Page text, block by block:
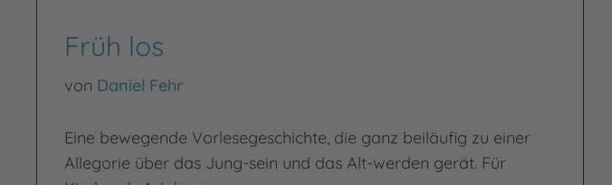
Früh los
von Daniel Fehr
Eine bewegende Vorlesegeschichte, die ganz beiläufig zu einer
Allegorie über das Jung-sein und das Alt-werden gerät. Für